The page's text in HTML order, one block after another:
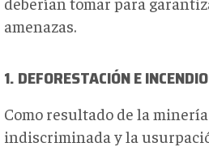
amenazas.
1.DEFORESTACIÓNE
Como resultado de la
indiscriminada y la